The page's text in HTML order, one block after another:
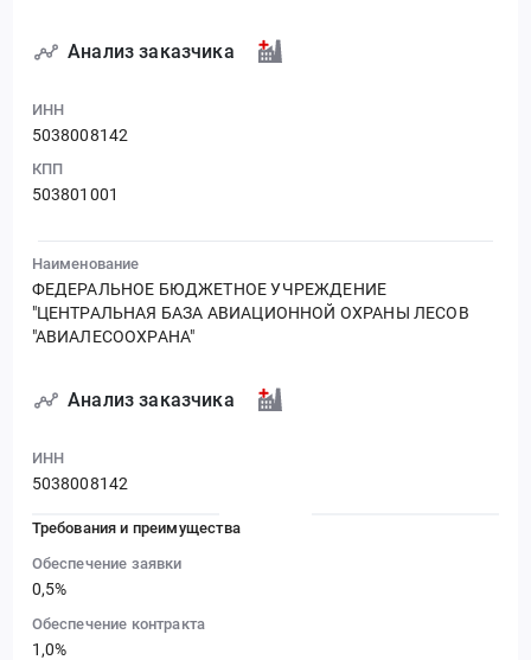
Анализ заказчика
ИНН
5038008142
КПП
503801001
Наименование
ФЕДЕРАЛЬНОЕ БЮДЖЕТНОЕ УЧРЕЖДЕНИЕ
"ЦЕНТРАЛЬНАЯ БАЗА АВИАЦИОННОЙ ОХРАНЫ ЛЕСОВ
"АВИАЛЕСООХРАНА"
Анализ заказчика
ИНН
5038008142
Требования и преимущества
Обеспечение заявки
0,5%
Обеспечение контракта
1,0%